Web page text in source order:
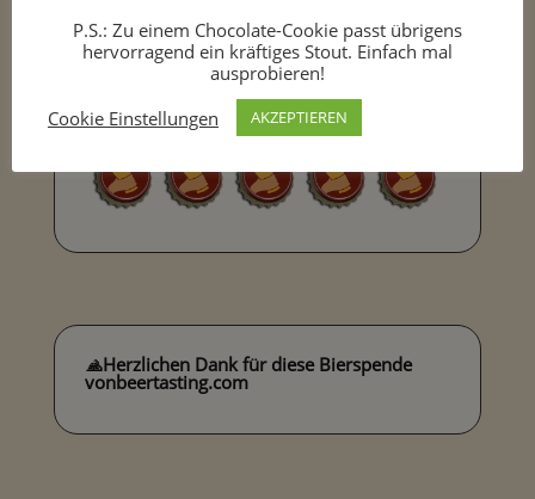
Abgang 88%
🙏Herzlichen Dank für diese Bierspende
vonbeertasting.com
P.S.: Zu einem Chocolate-Cookie passt übrigens
hervorragend ein kräftiges Stout. Einfach mal
ausprobieren!
Cookie Einstellungen
AKZEPTIEREN